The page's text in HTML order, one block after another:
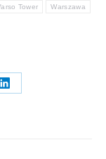
Tower Warszawa
Share